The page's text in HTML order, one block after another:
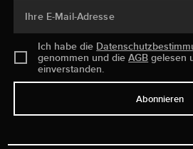
Ihre E-Mail-Adresse
Ich habe die
genommen und dieAGB gelesen
einverstanden.
Abonnieren